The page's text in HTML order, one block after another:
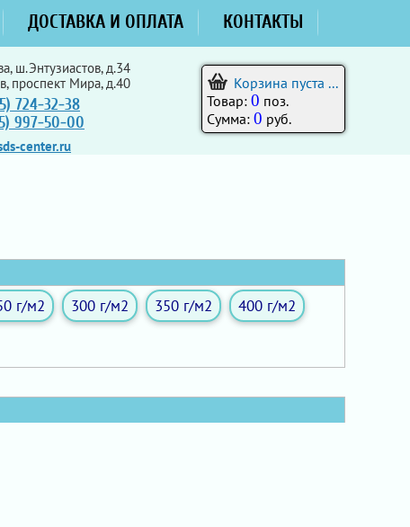
ДОСТАВКА И ОПЛАТА КОНТАКТЫ
ш.Энтузиастов, д.34
проспект Мира, д.40
724-32-38
997-50-00
center.ru
Корзина пуста ...
Товар: 0 поз.
Сумма: 0 руб.
г/м2 300 г/м2 350 г/м2
400 г/м2